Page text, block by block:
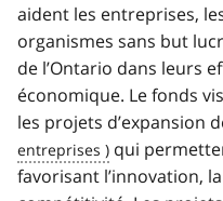
aident les entreprises,
organismes sans but
de l’Ontario dans leurs
économique. Le fonds
les projets d’expansion
qui
favorisant l’innovation,